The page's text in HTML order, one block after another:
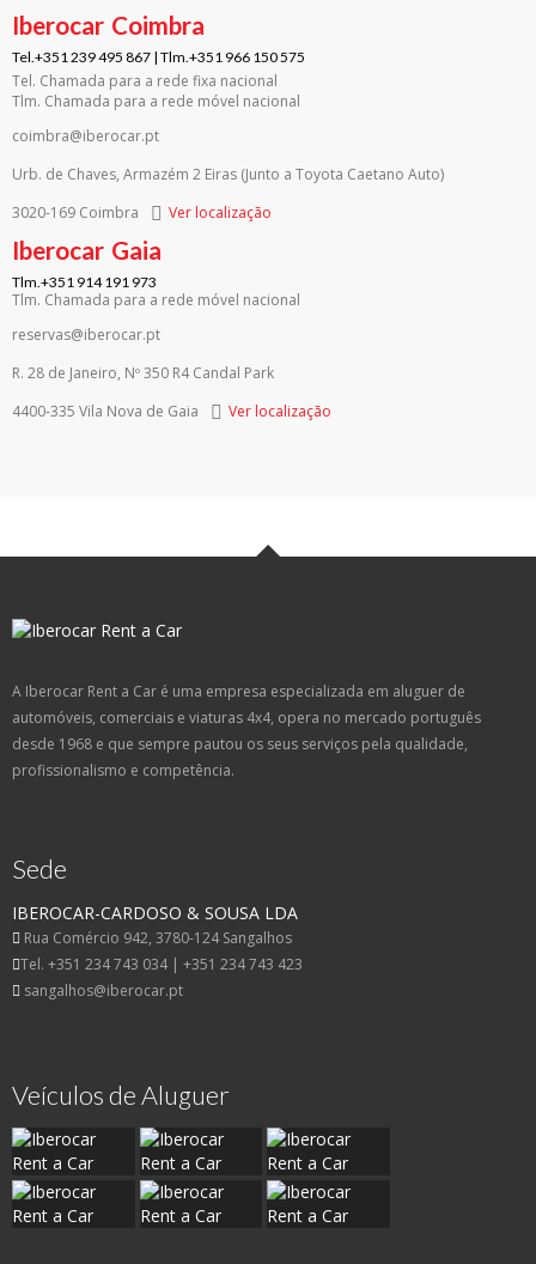
Iberocar Coimbra
Tel.+351 239 495 867 | Tlm.+351 966 150 575
Tel. Chamada para a rede fixa nacional
Tlm. Chamada para a rede móvel nacional
coimbra@iberocar.pt
Urb. de Chaves, Armazém 2 Eiras (Junto a Toyota Caetano Auto)
3020-169 Coimbra
Ver localização
Iberocar Gaia
Tlm.+351 914 191 973
Tlm. Chamada para a rede móvel nacional
reservas@iberocar.pt
R. 28 de Janeiro, Nº 350 R4 Candal Park
4400-335 Vila Nova de Gaia
Ver localização
A Iberocar Rent a Car é uma empresa especializada em aluguer de
automóveis, comerciais e viaturas 4x4, opera no mercado português
desde 1968 e que sempre pautou os seus serviços pela qualidade,
profissionalismo e competência.
Sede
IBEROCAR-CARDOSO & SOUSA LDA
Rua Comércio 942, 3780-124 Sangalhos
Tel. +351 234 743 034 | +351 234 743 423
sangalhos@iberocar.pt
Veículos de Aluguer